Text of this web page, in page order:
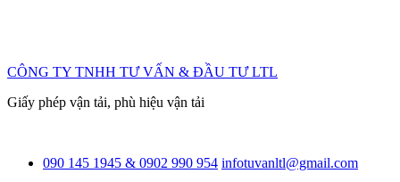
CÔNG TY TNHH TƯ VẤN & ĐẦU TƯ LTL
Giấy phép vận tải, phù hiệu vận tải
090 145 1945 & 0902 990 954 infotuvanltl@gmail.com